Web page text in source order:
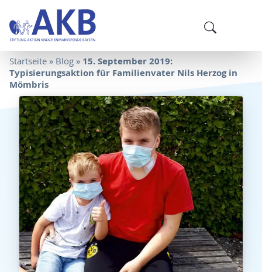
Startseite » Blog » 15. September 2019:
Typisierungsaktion für Familienvater Nils Herzog in
Mömbris